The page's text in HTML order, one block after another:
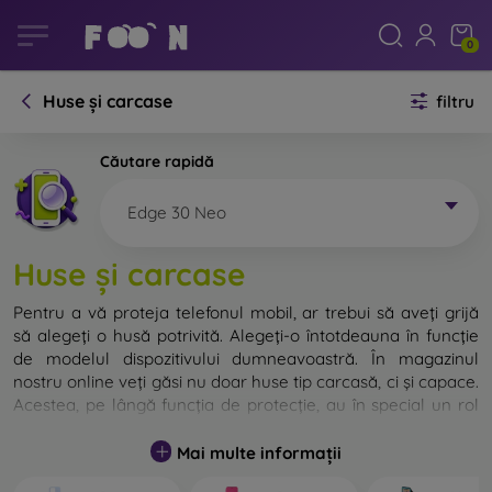
0
Huse și carcase filtru
Căutare rapidă
Edge 30 Neo
Huse și carcase
Pentru a vă proteja telefonul mobil, ar trebui să aveți grijă
să alegeți o husă potrivită. Alegeți-o întotdeauna în funcție
de modelul dispozitivului dumneavoastră. În magazinul
nostru online veți găsi nu doar huse tip carcasă, ci și capace.
Acestea, pe lângă funcția de protecție, au în special un rol
Capacul pentru telefon poate fi numit și capac posterior.
Mai multe informații